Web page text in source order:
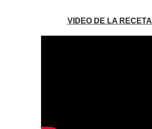
VIDEO DE LA RECETA